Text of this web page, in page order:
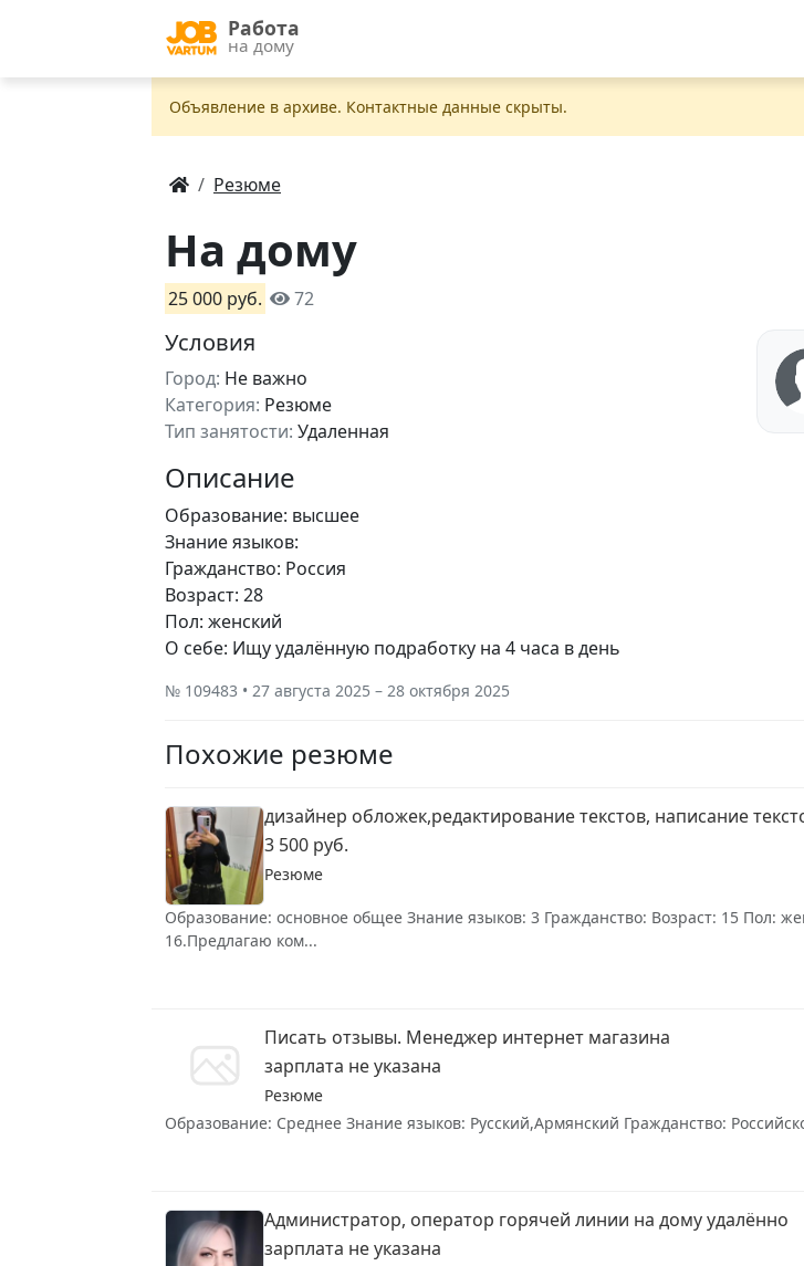
Работа
на дому
Объявление в apxивe. Контактные данные скрыты.
Резюме
На дому
25 000 руб. 72
Условия
Город: Не важно
Категория: Резюме
Тип занятости: Удаленная
Описание
Образование: высшее
Знание языков:
Гражданство: Россия
Возраст: 28
Пол: женский
О себе: Ищу удалённую подработку на 4 часа в день
№ 109483 • 27 августа 2025 – 28 октября 2025
Похожие резюме
дизайнер обложек,редактирование текстов, написание
3 500 руб.
Резюме
Образование: основное общее Знание языков: 3 Гражданство: Возраст: 15 Пол:
16.Предлагаю ком...
Писать отзывы. Менеджер интернет магазина
зарплата не указана
Резюме
Образование: Среднее Знание языков: Русский,Армянский Гражданство:
Администратор, оператор горячей линии на дому удалëнно
зарплата не указана